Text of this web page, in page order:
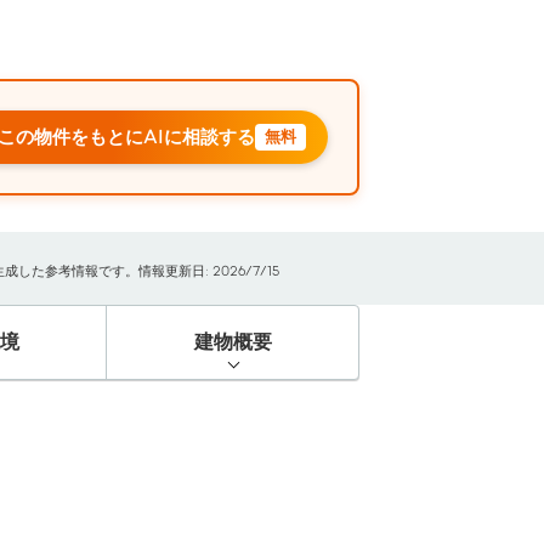
の物件をもとにAIに相談する 無料
した参考情報です。情報更新日: 2026/7/15
建物概要